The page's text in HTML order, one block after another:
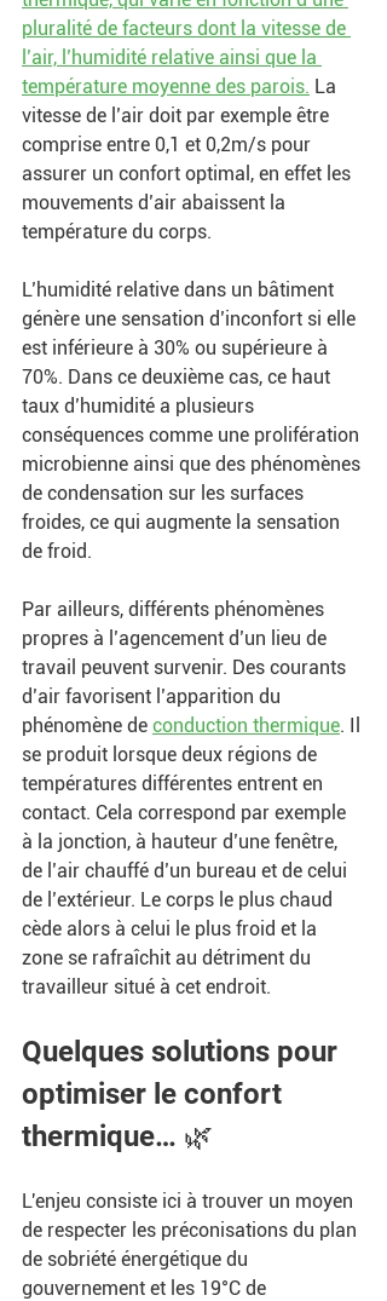
pluralité de facteurs dont la vitesse de
l’air, l’humidité relative ainsi que la
température moyenne des parois. La
vitesse de l’air doit par exemple être
comprise entre 0,1 et 0,2m/s pour
assurer un confort optimal, en effet les
mouvements d’air abaissent la
température du corps.
L’humidité relative dans un bâtiment
génère une sensation d’inconfort si elle
est inférieure à 30% ou supérieure à
70%. Dans ce deuxième cas, ce haut
taux d’humidité a plusieurs
conséquences comme une prolifération
microbienne ainsi que des phénomènes
de condensation sur les surfaces
froides, ce qui augmente la sensation
de froid.
Par ailleurs, différents phénomènes
propres à l’agencement d’un lieu de
travail peuvent survenir. Des courants
d’air favorisent l’apparition du
phénomène de conduction thermique. Il
se produit lorsque deux régions de
températures différentes entrent en
contact. Cela correspond par exemple
à la jonction, à hauteur d’une fenêtre,
de l’air chauffé d’un bureau et de celui
de l’extérieur. Le corps le plus chaud
cède alors à celui le plus froid et la
zone se rafraîchit au détriment du
travailleur situé à cet endroit.
Quelques solutions pour
optimiser le confort
thermique… 🌿
L'enjeu consiste ici à trouver un moyen
de respecter les préconisations du plan
de sobriété énergétique du
gouvernement et les 19°C de